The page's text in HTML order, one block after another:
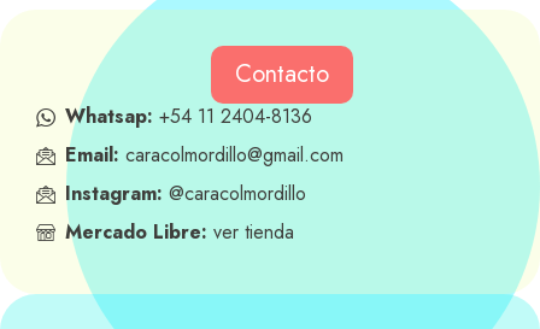
Contacto
Whatsap: +54 11 2404-8136
Email: caracolmordillo@gmail.com
Instagram: @caracolmordillo
Mercado Libre: ver tienda